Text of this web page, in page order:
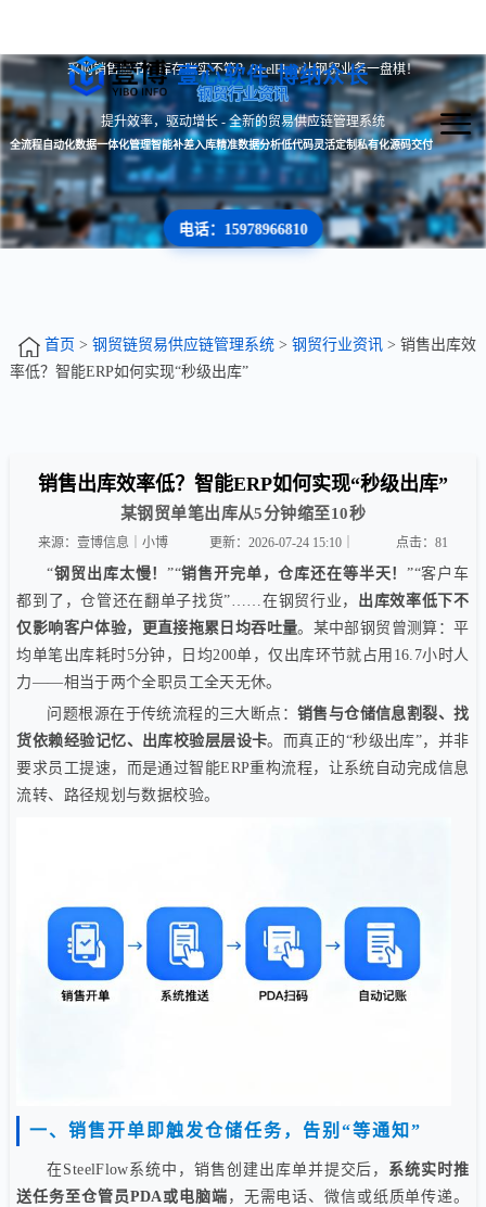
壹心软件 博纳众长
采购销售脱节？库存账实不符？SteelFlow让钢贸业务一盘棋！
钢贸行业资讯
提升效率，驱动增长 - 全新的贸易供应链管理系统
全流程自动化数据一体化管理智能补差入库精准数据分析低代码灵活定制私有化源码交付
电话：15978966810
首页 > 钢贸链贸易供应链管理系统> 钢贸行业资讯> 销售出库效
率低？智能ERP如何实现“秒级出库”
销售出库效率低？智能ERP如何实现“秒级出库”
某钢贸单笔出库从5分钟缩至10秒
来源：壹博信息｜小博 更新：2026-07-24 15:10｜ 点击：81
“钢贸出库太慢！”“销售开完单，仓库还在等半天！”“客户车
都到了，仓管还在翻单子找货”……在钢贸行业， 出库效率低下不
仅影响客户体验，更直接拖累日均吞吐量。某中部钢贸曾测算：平
均单笔出库耗时5分钟，日均200单，仅出库环节就占用16.7小时人
力——相当于两个全职员工全天无休。
问题根源在于传统流程的三大断点：销售与仓储信息割裂、找
货依赖经验记忆、出库校验层层设卡。而真正的“秒级出库”，并非
要求员工提速，而是通过智能ERP重构流程，让系统自动完成信息
流转、路径规划与数据校验。
一、销售开单即触发仓储任务，告别“等通知”
在SteelFlow系统中，销售创建出库单并提交后， 系统实时推
送任务至仓管员PDA或电脑端 ，无需电话、微信或纸质单传递。